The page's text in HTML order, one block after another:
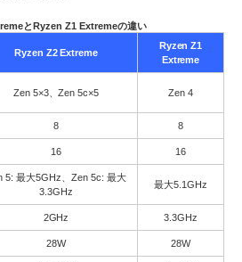
とRyzen Z1 Extremeの違い
Ryzen Z2 Extreme
Ryzen Z1
Extreme
Zen 5×3、Zen 5c×5 Zen 4
8 8
16 16
5: 最大5GHz、Zen 5c: 最大
3.3GHz
最大5.1GHz
2GHz 3.3GHz
28W 28W